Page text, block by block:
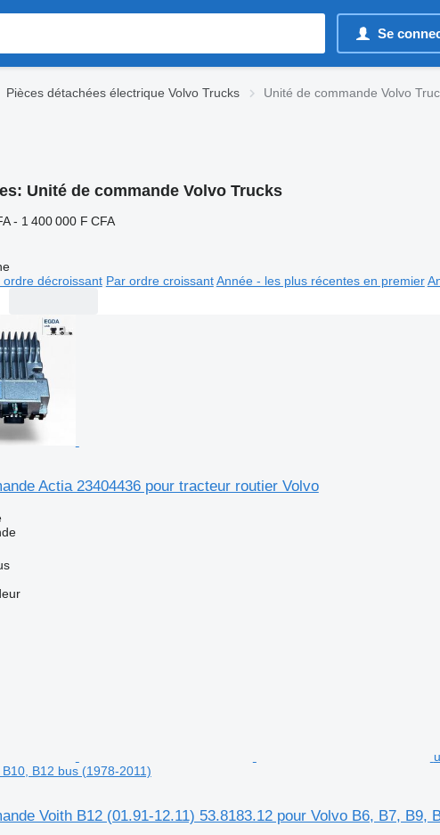
Se
Pièces détachées électrique Volvo Trucks Unité de commande Volvo
Unité de commande Volvo Trucks
- 1 400 000 F CFA
ordre décroissant Par ordre croissant Année - les plus récentes en premier
Actia 23404436 pour tracteur routier Volvo
B12 bus (1978-2011)
Voith B12 (01.91-12.11) 53.8183.12 pour Volvo B6, B7, B9,